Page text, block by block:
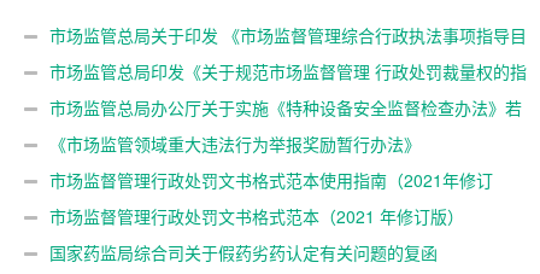
市场监管总局关于印发 《市场监督管理综合行政执法事项指导目
录 （2022年版）》的通知
市场监管总局印发《关于规范市场监督管理 行政处罚裁量权的指
导意见》的通知
市场监管总局办公厅关于实施《特种设备安全监督检查办法》若
干问题的意见
《市场监管领域重大违法行为举报奖励暂行办法》
市场监督管理行政处罚文书格式范本使用指南（2021年修订
版）市场监督管理行政处罚文书格式范本（2021 年修订版）
国家药监局综合司关于假药劣药认定有关问题的复函